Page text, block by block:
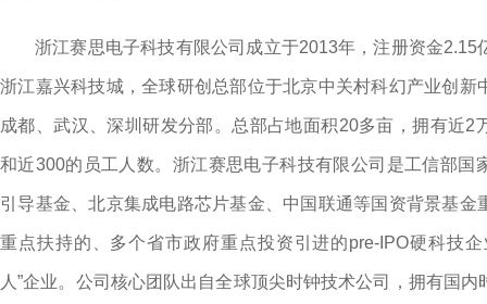
浙江赛思电子科技有限公司成立于2013年，注册资金2.15
浙江嘉兴科技城，全球研创总部位于北京中关村科幻产业创新
成都、武汉、深圳研发分部。总部占地面积20多亩，拥有近2
和近300的员工人数。浙江赛思电子科技有限公司是工信部国
引导基金、北京集成电路芯片基金、中国联通等国资背景基金
重点扶持的、多个省市政府重点投资引进的pre-IPO硬科技
人”企业。公司核心团队出自全球顶尖时钟技术公司，拥有国内